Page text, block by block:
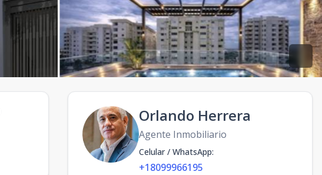
Orlando Herrera
Agente Inmobiliario
Celular / WhatsApp:
+18099966195